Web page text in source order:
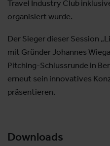
Travel Industry Club
organisiert wurde.
Der Sieger dieser Session
mit Gründer Johannes
Pitching-Schlussrunde in
erneut sein innovatives
präsentieren.
Downloads